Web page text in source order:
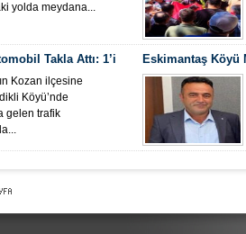
yolda meydana...
Takla Attı: 1’i
Kozan ilçesine
Köyü’nde
gelen trafik
Eskimantaş Köyü
gördüğü